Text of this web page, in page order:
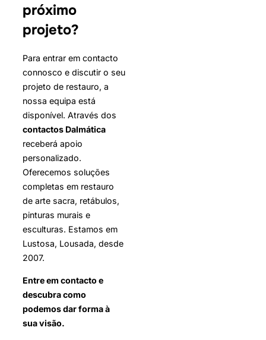
próximo
projeto?
Para entrar em contacto
connosco e discutir o seu
projeto de restauro, a
nossa equipa está
disponível. Através dos
contactos Dalmática
receberá apoio
personalizado.
Oferecemos soluções
completas em restauro
de arte sacra, retábulos,
pinturas murais e
esculturas. Estamos em
Lustosa, Lousada, desde
2007.
Entre em contacto e
descubra como
podemos dar forma à
sua visão.